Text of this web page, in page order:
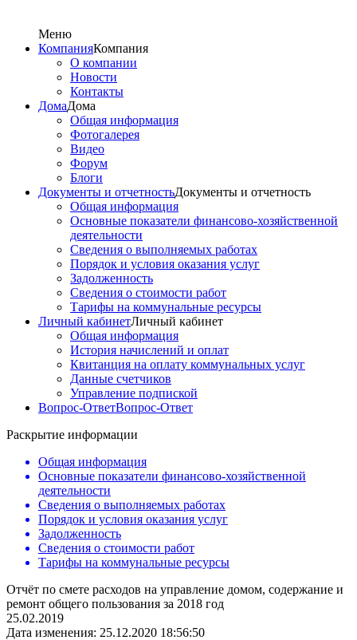
Меню
КомпанияКомпания
О компании
Новости
Контакты
ДомаДома
Общая информация
Фотогалерея
Видео
Форум
Блоги
Документы и отчетностьДокументы и отчетность
Общая информация
Основные показатели финансово-хозяйственной
деятельности
Сведения о выполняемых работах
Порядок и условия оказания услуг
Задолженность
Сведения о стоимости работ
Тарифы на коммунальные ресурсы
Личный кабинетЛичный кабинет
Общая информация
История начислений и оплат
Квитанция на оплату коммунальных услуг
Данные счетчиков
Управление подпиской
Вопрос-ОтветВопрос-Ответ
Раскрытие информации
Общая информация
Основные показатели финансово-хозяйственной
деятельности
Сведения о выполняемых работах
Порядок и условия оказания услуг
Задолженность
Сведения о стоимости работ
Тарифы на коммунальные ресурсы
Отчёт по смете расходов на управление домом, содержание и
ремонт общего пользования за 2018 год
25.02.2019
Дата изменения: 25.12.2020 18:56:50